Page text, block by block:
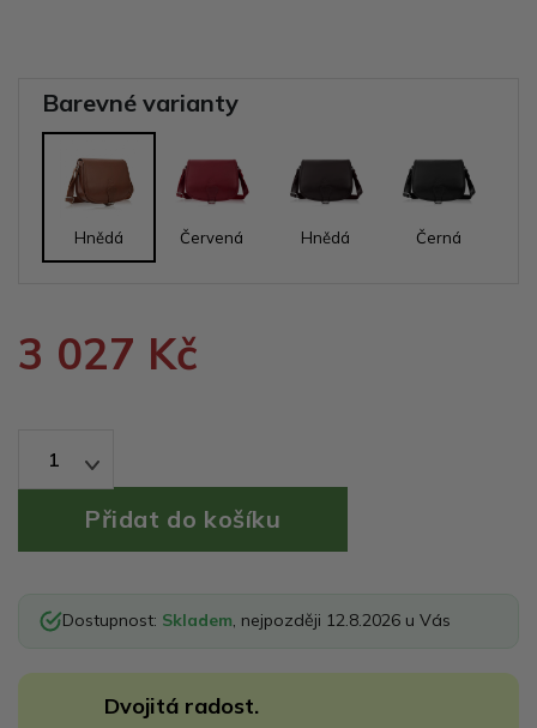
Barevné varianty
Hnědá Červená Hnědá Černá
3 027 Kč
1
Dostupnost: Skladem, nejpozději 12.8.2026 u Vás
Dvojitá radost.